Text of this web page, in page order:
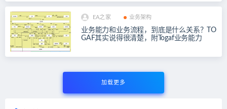
EA之家 业务架构
业务能力和业务流程，到底是什么关系？TO
GAF其实说得很清楚，附Togaf业务能力
加载更多